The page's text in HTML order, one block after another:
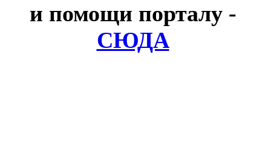
и помощи порталу -
СЮДА